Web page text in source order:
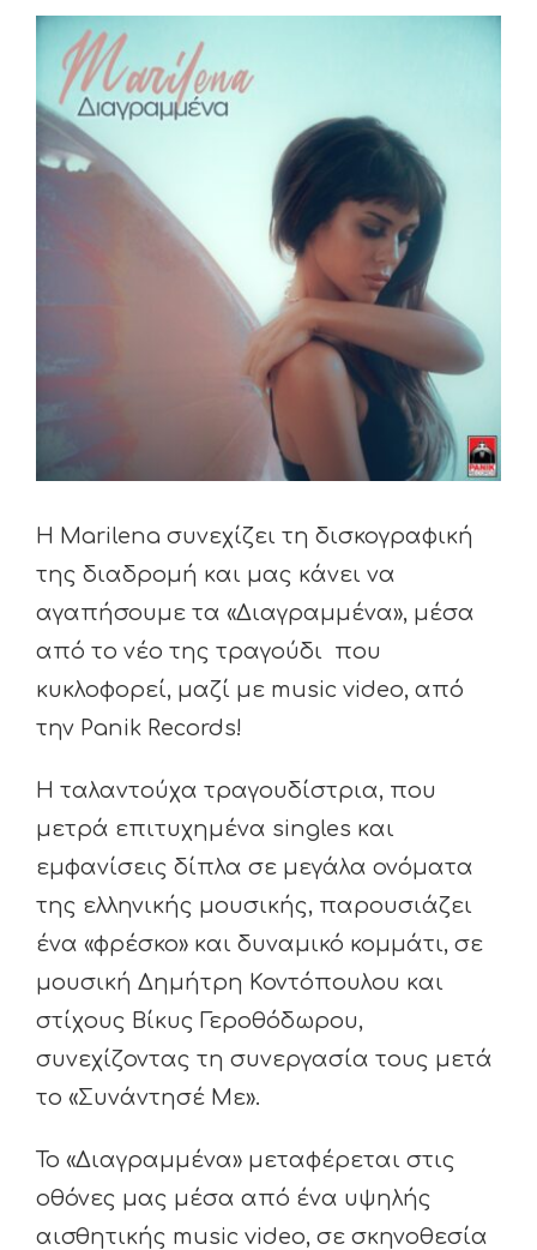
View
Larger
Image
Η Marilena συνεχίζει τη δισκογραφική
της διαδρομή και μας κάνει να
αγαπήσουμε τα «Διαγραμμένα», μέσα
από το νέο της τραγούδι που
κυκλοφορεί, μαζί με music video, από
την Panik Records!
Η ταλαντούχα τραγουδίστρια, που
μετρά επιτυχημένα singles και
εμφανίσεις δίπλα σε μεγάλα ονόματα
της ελληνικής μουσικής, παρουσιάζει
ένα «φρέσκο» και δυναμικό κομμάτι, σε
μουσική Δημήτρη Κοντόπουλου και
στίχους Βίκυς Γεροθόδωρου,
συνεχίζοντας τη συνεργασία τους μετά
το «Συνάντησέ Με».
Το «Διαγραμμένα» μεταφέρεται στις
οθόνες μας μέσα από ένα υψηλής
αισθητικής music video, σε σκηνοθεσία